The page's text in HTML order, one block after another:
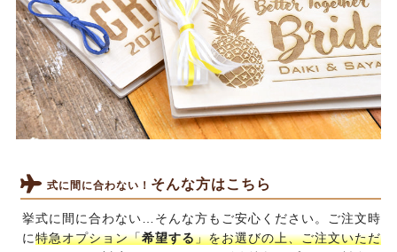
式に間に合わない！ そんな方はこちら
挙式に間に合わない…そんな方もご安心ください。ご注文時
に特急オプション「希望する」をお選びの上、ご注文いただ